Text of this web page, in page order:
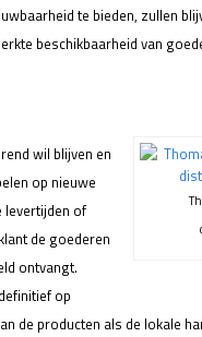
te bieden, zullen
beschikbaarheid van
wil blijven en
op nieuwe
levertijden of
de goederen
ontvangt.
op
de producten als de lokale